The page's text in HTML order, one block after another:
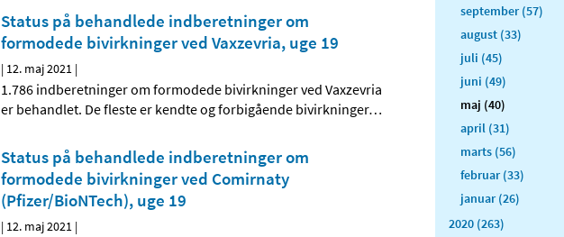
Status på behandlede indberetninger om
formodede bivirkninger ved Vaxzevria, uge 19
| 12. maj 2021 |
1.786 indberetninger om formodede bivirkninger ved Vaxzevria
er behandlet. De fleste er kendte og forbigående bivirkninger…
Status på behandlede indberetninger om
formodede bivirkninger ved Comirnaty
(Pfizer/BioNTech), uge 19
| 12. maj 2021 |
september (57)
august (33)
juli (45)
juni (49)
maj (40)
april (31)
marts (56)
februar (33)
januar (26)
2020 (263)